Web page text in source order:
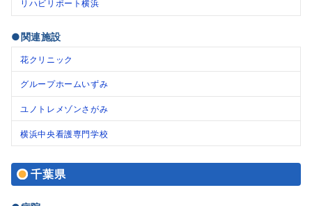
リハビリポート横浜
●関連施設
花クリニック
グループホームいずみ
ユノトレメゾンさがみ
横浜中央看護専門学校
千葉県